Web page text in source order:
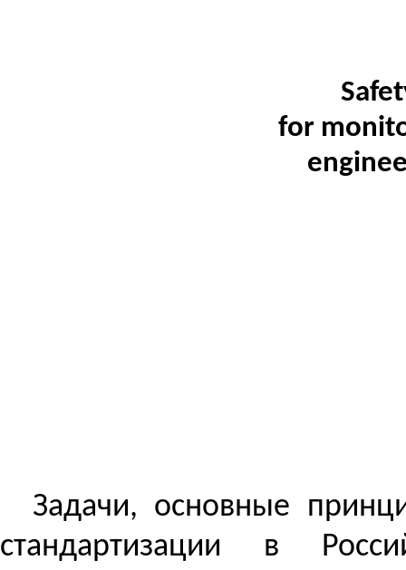
for
Задачи, основные
стандартизации в